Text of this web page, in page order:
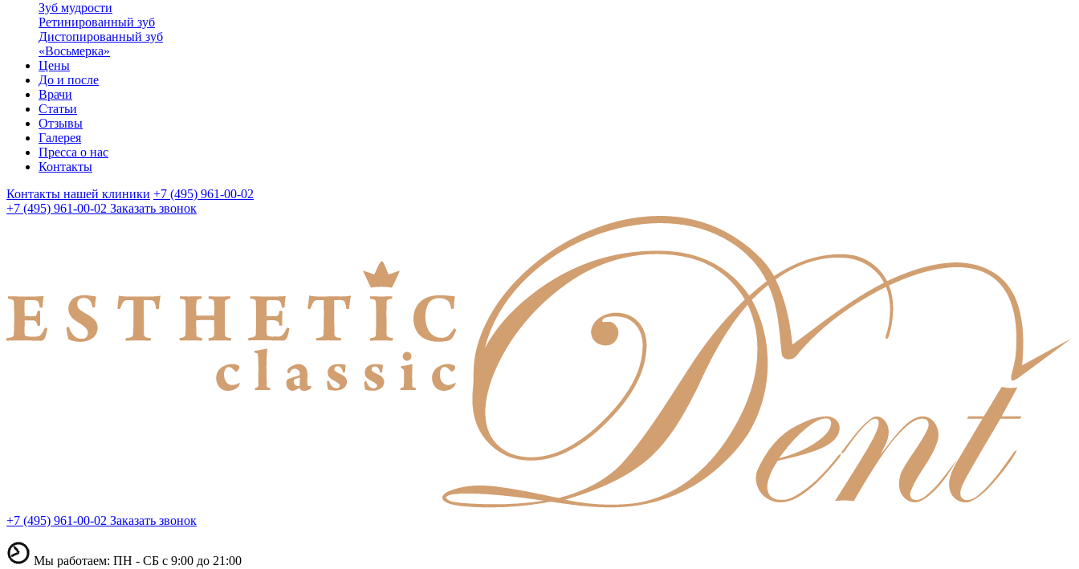
Зуб мудрости
Ретинированный зуб
Дистопированный зуб
«Восьмерка»
Цены
До и после
Врачи
Статьи
Отзывы
Галерея
Пресса о нас
Контакты
Контакты нашей клиники +7 (495) 961-00-02
+7 (495) 961-00-02 Заказать звонок
+7 (495) 961-00-02 Заказать звонок
Мы работаем: ПН - СБ с 9:00 до 21:00